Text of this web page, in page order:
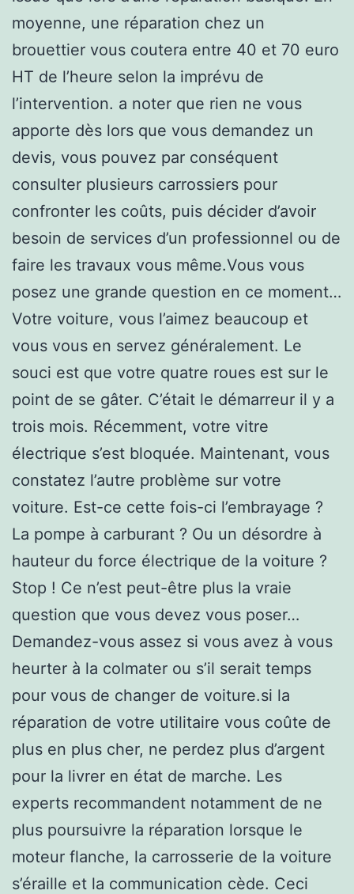
moyenne, une réparation chez un
brouettier vous coutera entre 40 et 70 euro
HT de l’heure selon la imprévu de
l’intervention. a noter que rien ne vous
apporte dès lors que vous demandez un
devis, vous pouvez par conséquent
consulter plusieurs carrossiers pour
confronter les coûts, puis décider d’avoir
besoin de services d’un professionnel ou de
faire les travaux vous même.Vous vous
posez une grande question en ce moment…
Votre voiture, vous l’aimez beaucoup et
vous vous en servez généralement. Le
souci est que votre quatre roues est sur le
point de se gâter. C’était le démarreur il y a
trois mois. Récemment, votre vitre
électrique s’est bloquée. Maintenant, vous
constatez l’autre problème sur votre
voiture. Est-ce cette fois-ci l’embrayage ?
La pompe à carburant ? Ou un désordre à
hauteur du force électrique de la voiture ?
Stop ! Ce n’est peut-être plus la vraie
question que vous devez vous poser…
Demandez-vous assez si vous avez à vous
heurter à la colmater ou s’il serait temps
pour vous de changer de voiture.si la
réparation de votre utilitaire vous coûte de
plus en plus cher, ne perdez plus d’argent
pour la livrer en état de marche. Les
experts recommandent notamment de ne
plus poursuivre la réparation lorsque le
moteur flanche, la carrosserie de la voiture
s’éraille et la communication cède. Ceci